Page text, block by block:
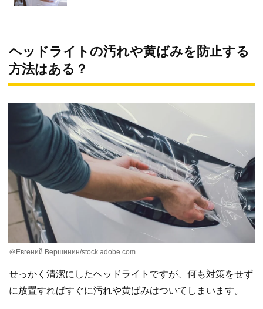
ヘッドライトの汚れや黄ばみを防止する
方法はある？
＠Евгений Вершинин/stock.adobe.com
せっかく清潔にしたヘッドライトですが、何も対策をせず
に放置すればすぐに汚れや黄ばみはついてしまいます。